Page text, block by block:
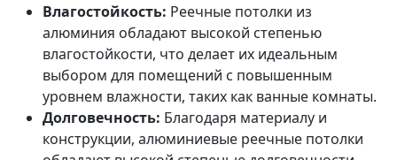
Влагостойкость: Реечные потолки из
алюминия обладают высокой степенью
влагостойкости, что делает их идеальным
выбором для помещений с повышенным
уровнем влажности, таких как ванные комнаты.
Долговечность: Благодаря материалу и
конструкции, алюминиевые реечные потолки